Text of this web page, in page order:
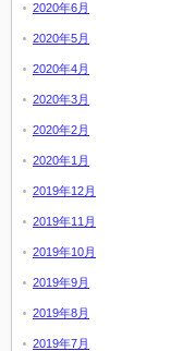
2020年6月
2020年5月
2020年4月
2020年3月
2020年2月
2020年1月
2019年12月
2019年11月
2019年10月
2019年9月
2019年8月
2019年7月